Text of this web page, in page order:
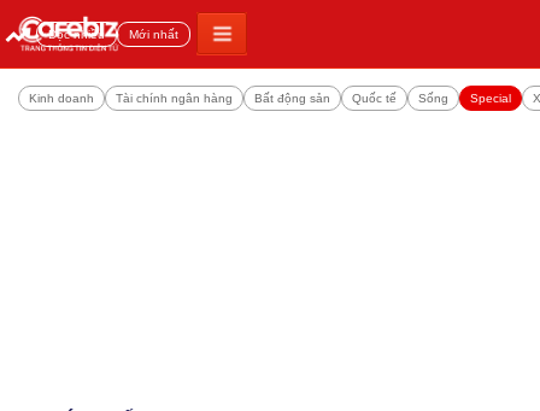
Đọc nhiều Mới nhất
Kinh doanh Tài chính ngân hàng Bất động sản Quốc tế Sống Special